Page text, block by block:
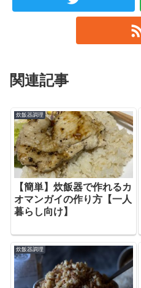
関連記事
炊飯器調理
【簡単】炊飯器で作れるカ
オマンガイの作り方【一人
暮らし向け】
炊飯器調理